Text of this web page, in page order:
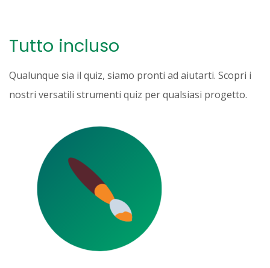
Tutto incluso
Qualunque sia il quiz, siamo pronti ad aiutarti. Scopri i
nostri versatili strumenti quiz per qualsiasi progetto.